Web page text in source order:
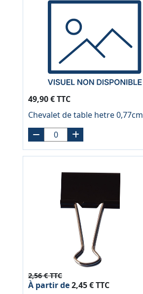
49,90 € TTC
Chevalet de table hetre 0,77cm
2,56 € TTC
À partir de2,45 € TTC